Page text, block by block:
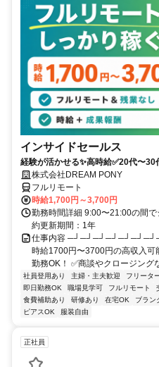
インサイドセールス
経験が活かせる✨高時給✅20代〜30
株式会社DREAM PONY
フルリモート
時給1,700円～3,700円
勤務時間詳細 9:00〜21:00の間
約更新期間：1年
仕事内容
時給1700円〜3700円の高収入可
勤務OK！ ✅商談やクロージング
社員登用あり 主婦・主夫歓迎 フリータ
即日勤務OK
職場見学可 フルリモート
食費補助あり
研修あり 在宅OK ブラン
ピアスOK
服装自由
正社員